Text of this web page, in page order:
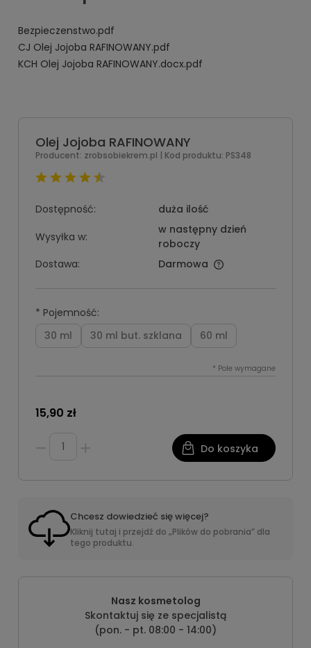
Bezpieczenstwo.pdf
CJ Olej Jojoba RAFINOWANY.pdf
KCH Olej Jojoba RAFINOWANY.docx.pdf
Olej Jojoba RAFINOWANY
Producent: zrobsobiekrem.pl | Kod produktu: PS348
Dostępność:
duża ilość
Wysyłka w:
w następny dzień
roboczy
Dostawa:
Darmowa
* Pojemność:
30 ml
30 ml but. szklana 60 ml
* Pole wymagane
15,90 zł
Do koszyka
Chcesz dowiedzieć się więcej?
Kliknij tutaj i przejdź do „Plików do pobrania” dla
tego produktu.
Nasz kosmetolog
Skontaktuj się ze specjalistą
(pon. - pt. 08:00 - 14:00)